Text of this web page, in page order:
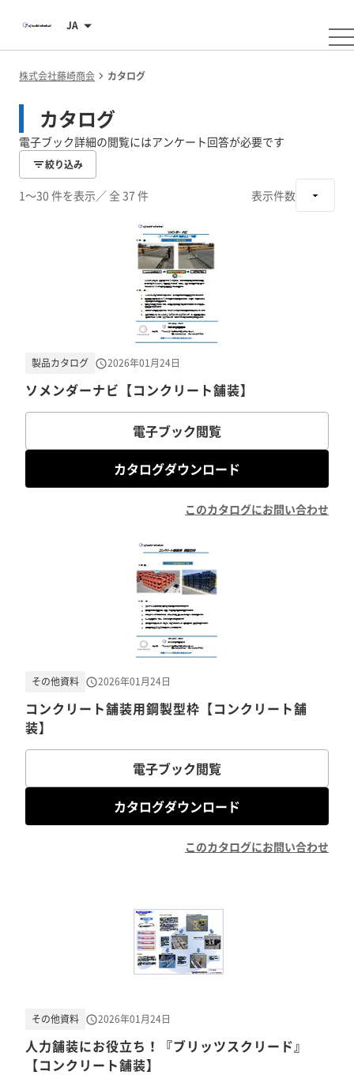
JA
株式会社藤崎商会 カタログ
カタログ
電子ブック詳細の閲覧にはアンケート回答が必要です
絞り込み
1～30 件を表示／ 全 37 件 表示件数
ソメンダーナビ【コンクリート舗装】
製品カタログ 2026年01月24日
電子ブック閲覧
カタログダウンロード
このカタログにお問い合わせ
コンクリート舗装用鋼製型枠【コンクリート舗
装】
その他資料 2026年01月24日
電子ブック閲覧
カタログダウンロード
このカタログにお問い合わせ
人力舗装にお役立ち！『ブリッツスクリード』
【コンクリート舗装】
その他資料 2026年01月24日